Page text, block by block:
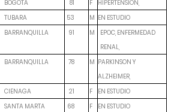
BOGOTA 81 F
HIPERTENSION,
TUBARA 53 M EN ESTUDIO
BARRANQUILLA 91 M
EPOC, ENFERMEDAD
RENAL,
BARRANQUILLA 78 M PARKINSON Y
ALZHEIMER,
CIENAGA 21 F
EN ESTUDIO
SANTA MARTA 68 F
EN ESTUDIO